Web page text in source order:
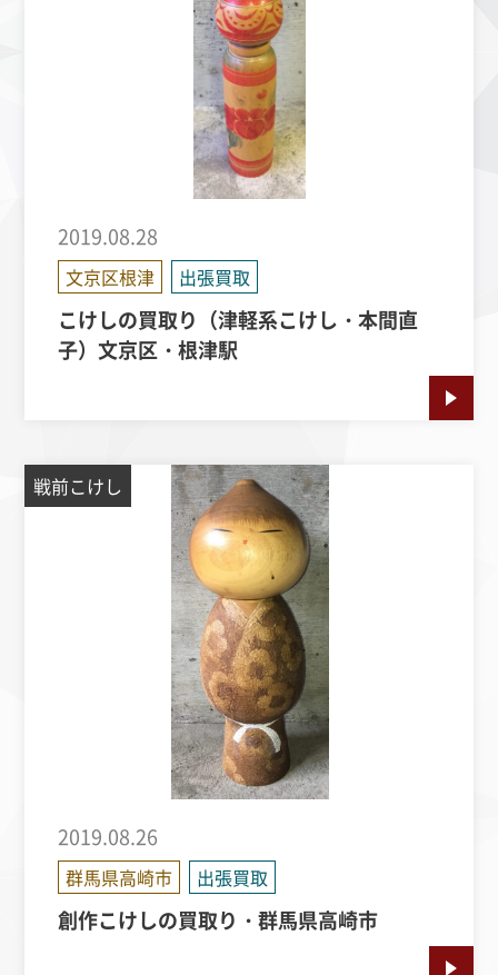
2019.08.28
文京区根津 出張買取
こけしの買取り（津軽系こけし・本間直
子）文京区・根津駅
戦前こけし
2019.08.26
群馬県高崎市 出張買取
創作こけしの買取り・群馬県高崎市